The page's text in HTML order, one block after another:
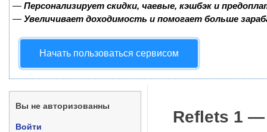
— Персонализирует скидки, чаевые, кэшбэк и
— Увеличивает доходимость и помогает больше
Начать пользоваться сервисом
Reflets 1 —
Вы не авторизованны
Войти